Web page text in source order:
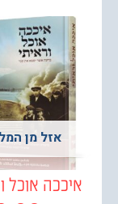
אזל מן המלאי
אוכל וראיתי